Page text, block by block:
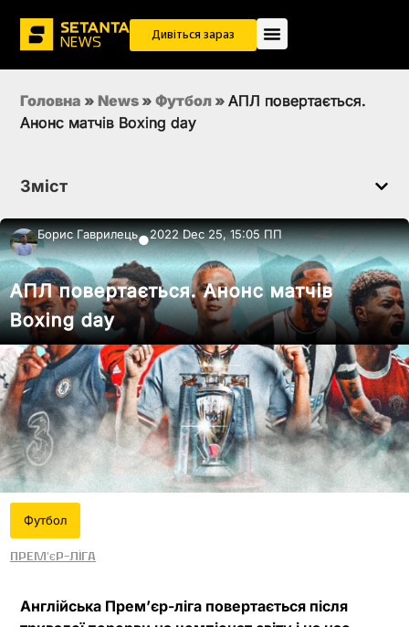
Дивіться зараз
Головна » News » Футбол » АПЛ повертається.
Анонс матчів Boxing day
Зміст
Борис Гаврилець●2022 Dec 25, 15:05 ПП
АПЛ повертається. Анонс матчів
Boxing day
Футбол
Прем'єр-ліга
Англійська Прем’єр-ліга повертається після